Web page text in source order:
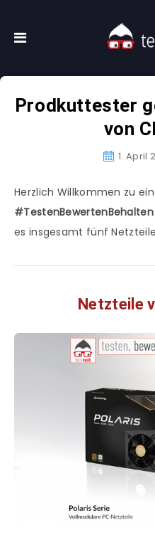
Prodkuttester
von
1. April
Herzlich Willkommen zu
#TestenBewertenBehalten
es insgesamt fünf
Netzteile